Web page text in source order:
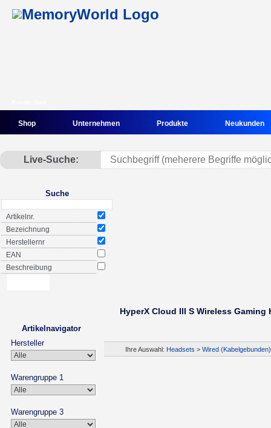
Shop Unternehmen Produkte Neukunden
Live-Suche:
Suche
Artikelnr.
Bezeichnung
Herstellernr
EAN
Beschreibung
Artikelnavigator
Hersteller
Warengruppe 1
Warengruppe 3
HyperX Cloud III S Wireless Gaming
Ihre Auswahl: Headsets > Wired (Kabelgebunden)